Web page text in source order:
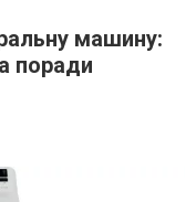
машину:
поради